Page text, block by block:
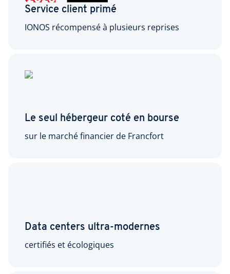
Service client primé
IONOS récompensé à plusieurs reprises
Le seul hébergeur coté en bourse
sur le marché financier de Francfort
Data centers ultra-modernes
certifiés et écologiques